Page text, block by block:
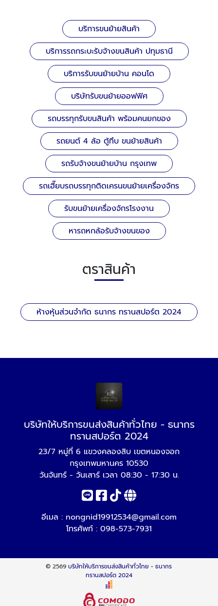
บริการขนย้ายสินค้า
บริการรถกระบะรับจ้างขนสินค้า ปทุมธานี
บริการรับขนย้ายบ้าน คอนโด
บริษัทรับขนย้ายออฟฟิศ
รถบรรทุกรับขนสินค้า พร้อมคนยกของ
รถยนต์ 4 ล้อ ตู้ทึบ ขนย้ายสินค้า
รถรับจ้างขนย้ายบ้าน กรุงเทพ
รถเฮี๊ยบรถบรรทุกติดเครนขนย้ายเครื่องจักร
รับขนย้ายเครื่องจักรโรงงาน
หารถหกล้อรับจ้างขนของ
ตราสินค้า
ห้างหุ้นส่วนจำกัด ธนากร ทรานสปอร์ต 2024
บริษัทให้บริการขนส่งสินค้าทั่วไทย - ธนากร
ทรานสปอร์ต 2024
23/7 หมู่ที่ 6 แขวงคลองสิบ เขตหนองจอก
กรุงเทพมหานคร 10530
วันจันทร์ - วันเสาร์ เวลา 08:30 - 17:30 น.
อีเมล : nongnid19912534@gmail.com
โทรศัพท์ : 098-573-7931
© 2569บริษัทให้บริการขนส่งสินค้าทั่วไทย - ธนากร
ทรานสปอร์ต 2024